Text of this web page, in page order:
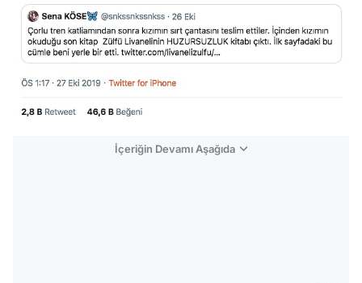
İçeriğin Devamı Aşağıda